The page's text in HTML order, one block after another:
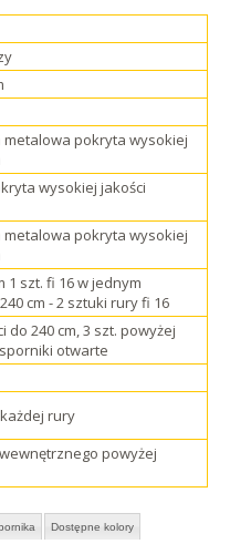
metalowa pokryta wysokiej
wysokiej jakości
metalowa pokryta wysokiej
1 szt. fi 16 w jednym
cm - 2 sztuki rury fi 16
do 240 cm, 3 szt. powyżej
otwarte
rury
powyżej
Dostępne kolory